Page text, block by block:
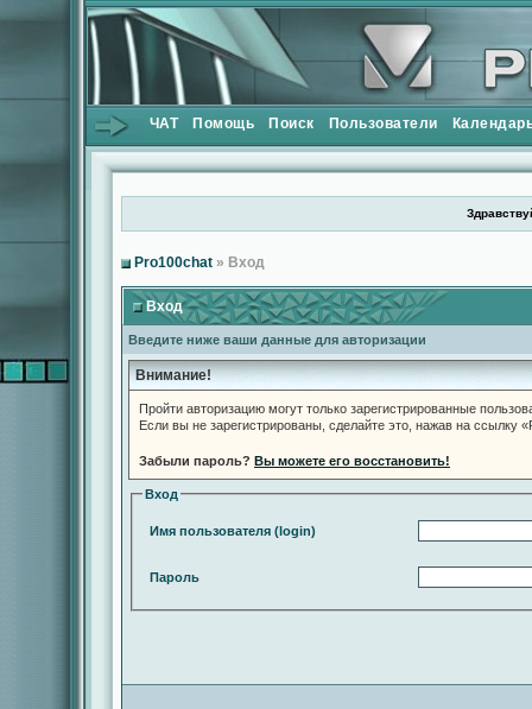
ЧАТ Помощь Поиск Пользователи
Pro100chat » Вход
Вход
Введите ниже ваши данные для авторизации
Внимание!
Пройти авторизацию могут только зарегистрированные
Если вы не зарегистрированы, сделайте это, нажав на ссылку
Забыли пароль? Вы можете его восстановить!
Вход
Имя пользователя (login)
Пароль